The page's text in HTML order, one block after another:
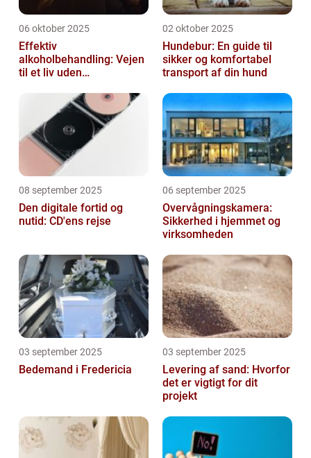
06 oktober 2025
Effektiv
alkoholbehandling: Vejen
til et liv uden
02 oktober 2025
Hundebur: En guide til
sikker og komfortabel
transport af din hund
08 september 2025
Den digitale fortid og
nutid: CD'ens rejse
06 september 2025
Overvågningskamera:
Sikkerhed i hjemmet og
virksomheden
03 september 2025
Bedemand i Fredericia
03 september 2025
Levering af sand: Hvorfor
det er vigtigt for dit
projekt